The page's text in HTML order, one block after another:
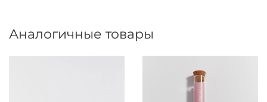
Аналогичные товары